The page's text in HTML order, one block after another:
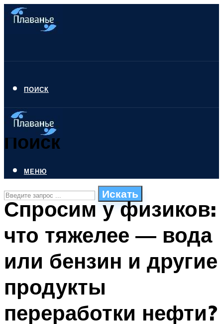
ПОИСК
Поиск
Искать
СТИЛИ ПЛАВАНЬЯ
ПЛАВАНЬЕ ДЛЯ ДЕТЕЙ
БАССЕЙН ДЛЯ ДОМА
МЕНЮ
МЕНЮ
Спросим у физиков:
что тяжелее — вода
или бензин и другие
продукты
переработки нефти?